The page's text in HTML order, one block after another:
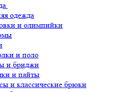
одежда
и олимпийки
и поло
и бриджи
и пайты
и классические брюки